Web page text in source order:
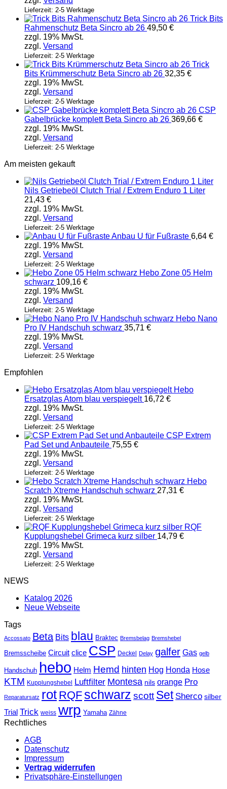
Optionen
können
Produktseite
gewählt
werden
Lieferzeit: 2-5 Werktage
Trick Bits
Rahmenschutz Beta Sincro ab 26 49,50 €
zzgl. 19% MwSt.
zzgl. Versand
Lieferzeit: 2-5 Werktage
Trick
Bits Krümmerschutz Beta Sincro ab 26 32,35 €
zzgl. 19% MwSt.
zzgl. Versand
Lieferzeit: 2-5 Werktage
CSP
Gabelbrücke komplett Beta Sincro ab 26 369,66 €
zzgl. 19% MwSt.
zzgl. Versand
Lieferzeit: 2-5 Werktage
Am meisten gekauft
Nils Getriebeöl Clutch Trial / Extrem Enduro 1 Liter
21,43 €
zzgl. 19% MwSt.
zzgl. Versand
Lieferzeit: 2-5 Werktage
Anbau U für Fußraste 6,64 €
zzgl. 19% MwSt.
zzgl. Versand
Lieferzeit: 2-5 Werktage
Hebo Zone 05 Helm
schwarz 109,16 €
zzgl. 19% MwSt.
zzgl. Versand
Lieferzeit: 2-5 Werktage
Hebo Nano
Pro IV Handschuh schwarz 35,71 €
zzgl. 19% MwSt.
zzgl. Versand
Lieferzeit: 2-5 Werktage
Empfohlen
Hebo
Ersatzglas Atom blau verspiegelt 16,72 €
zzgl. 19% MwSt.
zzgl. Versand
Lieferzeit: 2-5 Werktage
CSP Extrem
Pad Set und Anbauteile 75,55 €
zzgl. 19% MwSt.
zzgl. Versand
Lieferzeit: 2-5 Werktage
Hebo
Scratch Xtreme Handschuh schwarz 27,31 €
zzgl. 19% MwSt.
zzgl. Versand
Lieferzeit: 2-5 Werktage
RQF
Kupplungshebel Grimeca kurz silber 14,79 €
zzgl. 19% MwSt.
zzgl. Versand
Lieferzeit: 2-5 Werktage
NEWS
Katalog 2026
Neue Webseite
Tags
Accossato Beta Bits blau Braktec Bremsbelag Bremshebel
Bremsscheibe Circuit clice CSP Deckel Delay galfer Gas gelb
Handschuh hebo Helm Hemd hinten Hog Honda Hose
KTM Kupplungshebel Luftfilter Montesa nils orange Pro
Reparatursatz rot RQF schwarz scott Set Sherco silber
Trial Trick weiss wrp Yamaha Zähne
Rechtliches
AGB
Datenschutz
Impressum
Vertrag widerrufen
Privatsphäre-Einstellungen